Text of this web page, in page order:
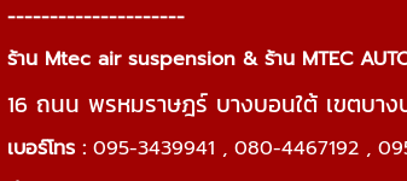
---------------------
ร้าน Mtec air suspension & ร้าน MTEC
16 ถนน พรหมราษฎร์ บางบอนใต้ เขตบา
เบอร์โทร : 095-3439941 , 080-4467192 ,